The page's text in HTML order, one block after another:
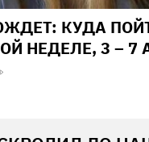
КУДА
НЕДЕЛЕ, 3 – 7